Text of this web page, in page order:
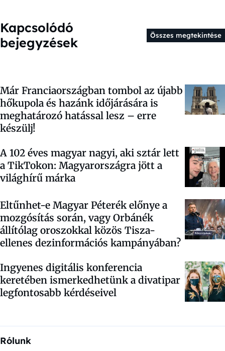
Kapcsolódó
bejegyzések
Összes megtekintése
Már Franciaországban tombol az újabb
hőkupola és hazánk időjárására is
meghatározó hatással lesz – erre
készülj!
A 102 éves magyar nagyi, aki sztár lett
a TikTokon: Magyarországra jött a
világhírű márka
Eltűnhet-e Magyar Péterék előnye a
mozgósítás során, vagy Orbánék
állítólag oroszokkal közös Tisza-
ellenes dezinformációs kampányában?
Ingyenes digitális konferencia
keretében ismerkedhetünk a divatipar
legfontosabb kérdéseivel
Rólunk